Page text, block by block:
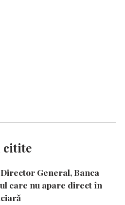
citite
General, Banca
care nu apare direct în